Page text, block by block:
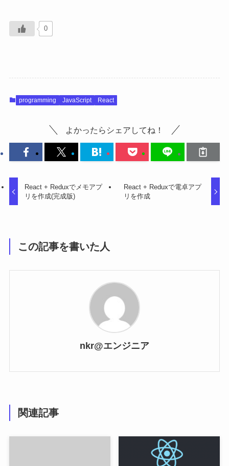
0
programming JavaScript React
よかったらシェアしてね！
React + Reduxでメモアプ
リを作成(完成版)
React + Reduxで電卓アプ
リを作成
この記事を書いた人
nkr@エンジニア
関連記事